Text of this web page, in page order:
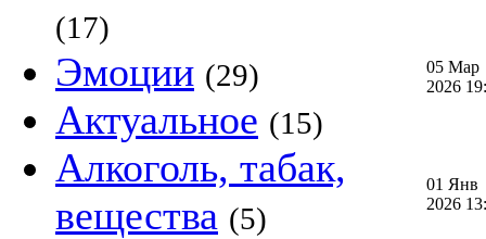
(17)
Эмоции (29)
Актуальное (15)
Алкоголь, табак,
вещества (5)
05 Мар
2026
01 Янв
2026